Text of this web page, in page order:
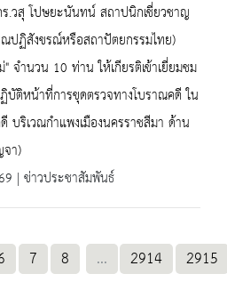
.วสุ โปษยะนันทน์ สถาปนิกเชี่ยวชาญ
ปฏิสังขรณ์หรือสถาปัตยกรรมไทย)
จำนวน 10 ท่าน ให้เกียรติเข้าเยี่ยมชม
บัติหน้าที่การขุดตรวจทางโบราณคดี ใน
บริเวณกำแพงเมืองนครราชสีมา ด้าน
า)
| ข่าวประชาสัมพันธ์
7 8 ... 2914 2915